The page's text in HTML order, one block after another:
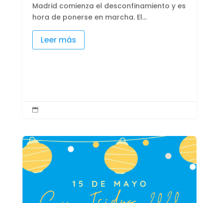
Madrid comienza el desconfinamiento y es
hora de ponerse en marcha. El...
Leer más
